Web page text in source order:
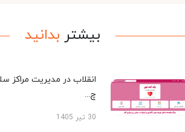
بیشتر بدانید
انقلاب در مدیریت مراکز
چ...
30 تیر 1405